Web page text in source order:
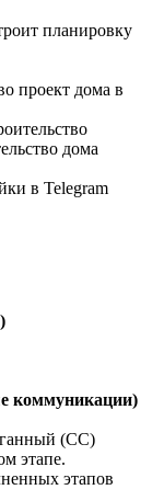
планировку
проект дома в
дома
в Telegram
коммуникации)
(СС)
этапе.
этапов